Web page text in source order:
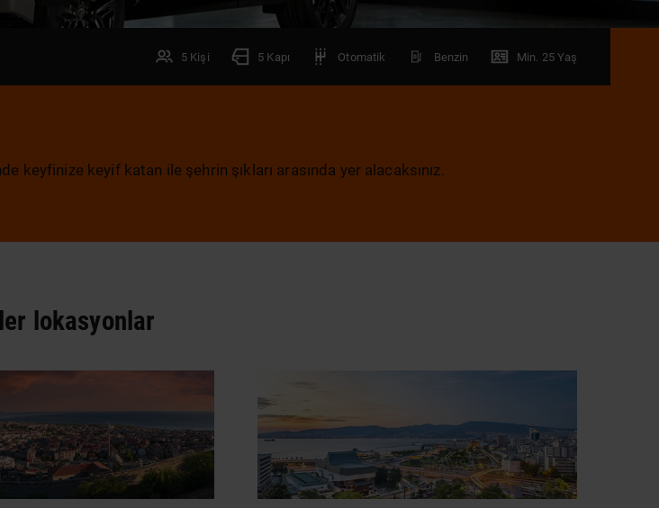
5 Kişi 5 Kapı Otomatik Benzin Min. 25 Yaş
keyfinize keyif katan ile şehrin şıkları arasında yer alacaksınız.
lokasyonlar